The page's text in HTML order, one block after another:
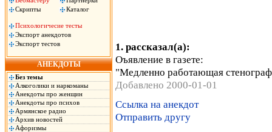
Скрипты
Каталог
Психологичесие тесты
Экспорт анекдотов
Экспорт тестов
АНЕКДОТЫ
Без темы
Алкоголики и наркоманы
Анекдоты про женщин
Анекдоты про психов
Армянское радио
Архив новостей
Афоризмы
1. рассказал(а):
Оъявление в газете:
"Медленно pаботающая
Добавлено 2000-01-01
Ссылка на анекдот
Отправить другу